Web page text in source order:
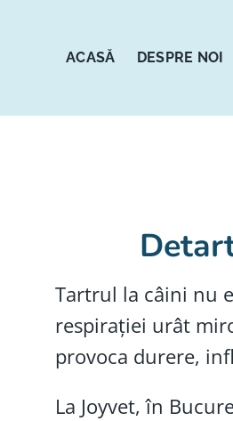
ACASĂ DESPRE NOI
Tartrul la câini nu
respirației urât
provoca durere,
La Joyvet, în